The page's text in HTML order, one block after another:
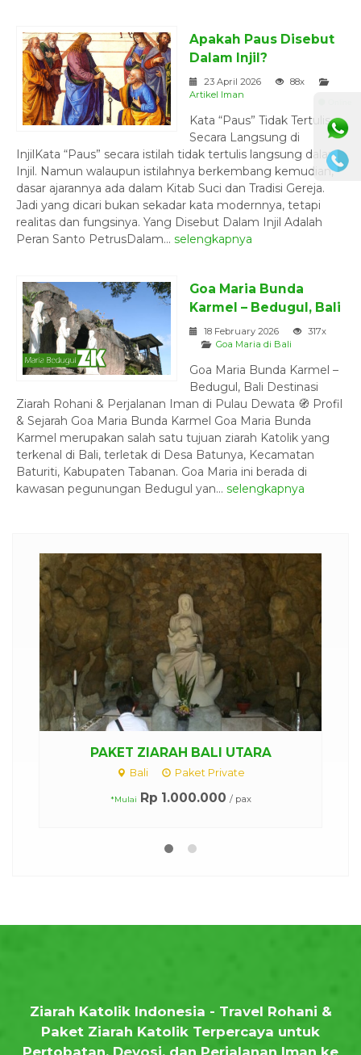
Apakah Paus Disebut
Dalam Injil?
23 April 2026
88x
Artikel Iman
Kata “Paus” Tidak Tertulis
Secara Langsung di
InjilKata “Paus” secara istilah tidak tertulis langsung dalam
Injil. Namun walaupun istilahnya berkembang kemudian,
dasar ajarannya ada dalam Kitab Suci dan Tradisi Gereja.
Jadi yang dicari bukan sekadar kata modernnya, tetapi
realitas dan fungsinya. Yang Disebut Dalam Injil Adalah
Peran Santo PetrusDalam... selengkapnya
Goa Maria Bunda
Karmel – Bedugul, Bali
18 February 2026
317x
Goa Maria di Bali
Goa Maria Bunda Karmel –
Bedugul, Bali Destinasi
Ziarah Rohani & Perjalanan Iman di Pulau Dewata 🧭 Profil
& Sejarah Goa Maria Bunda Karmel Goa Maria Bunda
Karmel merupakan salah satu tujuan ziarah Katolik yang
terkenal di Bali, terletak di Desa Batunya, Kecamatan
Baturiti, Kabupaten Tabanan. Goa Maria ini berada di
kawasan pegunungan Bedugul yan... selengkapnya
Paket Ziarah Bali Barat
Bali Paket Private
*Mulai Rp 1.000.000
Ziarah Katolik Indonesia - Travel Rohani &
Paket Ziarah Katolik Terpercaya untuk
Pertobatan, Devosi, dan Perjalanan Iman ke